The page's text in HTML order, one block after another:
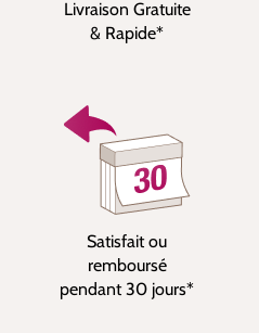
Livraison Gratuite
& Rapide*
Satisfait ou
remboursé
pendant 30 jours*